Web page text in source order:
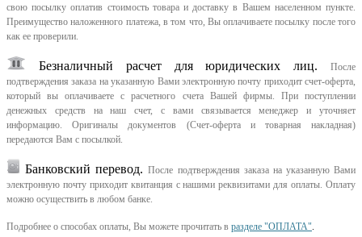
свою посылку оплатив стоимость товара и доставку в Вашем населенном пункте.
Преимущество наложенного платежа, в том что, Вы оплачиваете посылку после того
как ее проверили.
Безналичный расчет для юридических лиц.
После
подтверждения заказа на указанную Вами электронную почту приходит счет-оферта,
который вы оплачиваете с расчетного счета Вашей фирмы. При поступлении
денежных средств на наш счет, с вами связывается менеджер и уточняет
информацию. Оригиналы документов (Счет-оферта и товарная накладная)
передаются Вам с посылкой.
Банковский перевод. После подтверждения заказа на указанную Вами
электронную почту приходит квитанция с нашими реквизитами для оплаты. Оплату
можно осуществить в любом банке.
Подробнее о способах оплаты, Вы можете прочитать в разделе "ОПЛАТА".